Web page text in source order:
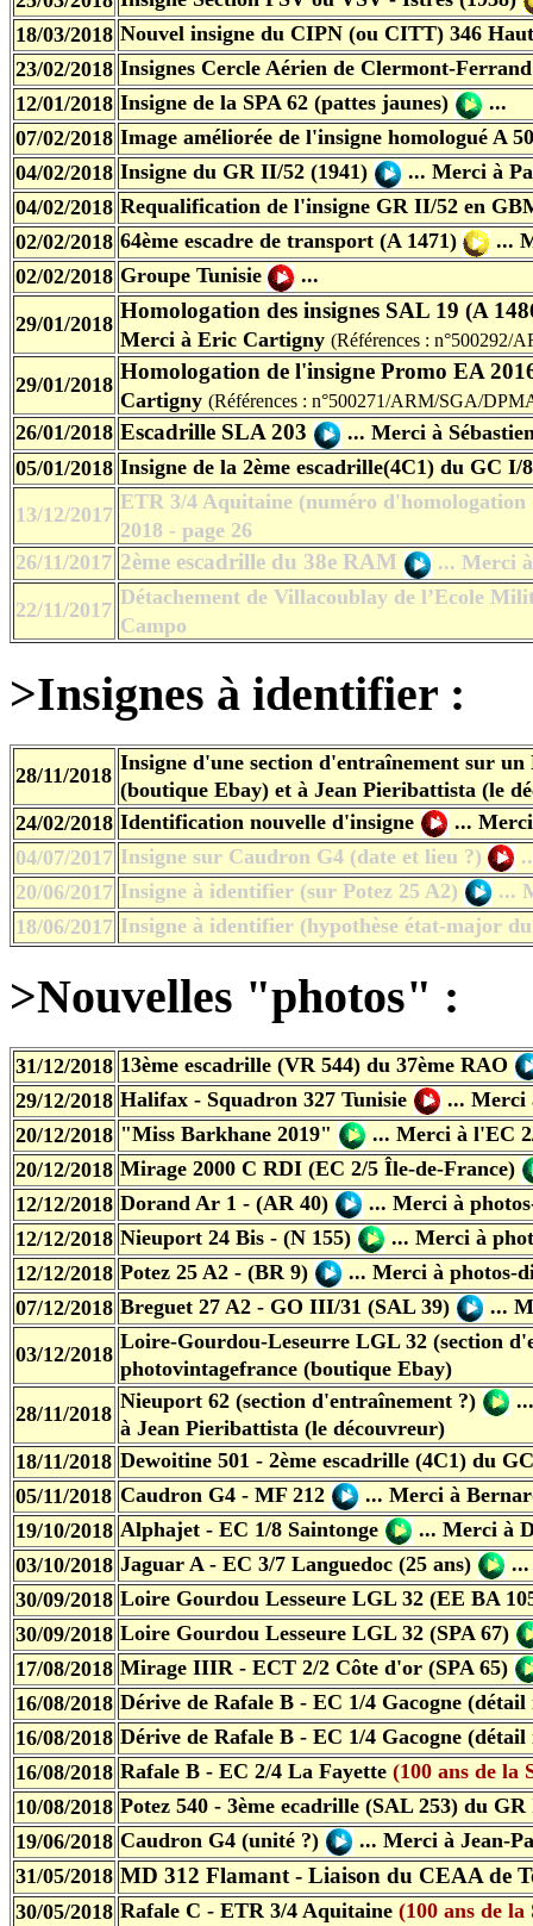
18/03/2018 Nouvel insigne du CIPN (ou CITT) 346
23/02/2018 Insignes Cercle Aérien de Clermont-Ferrand
12/01/2018 Insigne de la SPA 62 (pattes jaunes)
...
07/02/2018 Image améliorée de l'insigne homologué A
04/02/2018 Insigne du GR II/52 (1941)
... Merci à
04/02/2018 Requalification de l'insigne GR II/52 en
02/02/2018 64ème escadre de transport (A 1471)
...
02/02/2018 Groupe Tunisie ...
29/01/2018
Homologation des insignes SAL 19 (A
Merci à Eric Cartigny (Références : n°500292/
29/01/2018
Homologation de l'insigne Promo EA
Cartigny (Références : n°500271/ARM/SGA/
26/01/2018 Escadrille SLA 203 ... Merci à
05/01/2018 Insigne de la 2ème escadrille(4C1) du GC I/8
13/12/2017
ETR 3/4 Aquitaine (numéro
2018 - page 26
26/11/2017 2ème escadrille du 38e RAM ... Merci
22/11/2017
Détachement de Villacoublay de l’Ecole
Campo
>Insignes à identifier :
28/11/2018
Insigne d'une section d'entraînement sur un
(boutique Ebay) et à Jean Pieribattista (le
24/02/2018 Identification nouvelle d'insigne ...
04/07/2017 Insigne sur Caudron G4 (date et lieu ?)
20/06/2017 Insigne à identifier (sur Potez 25 A2) ...
18/06/2017 Insigne à identifier (hypothèse état-major
>Nouvelles "photos" :
31/12/2018 13ème escadrille (VR 544) du 37ème RAO
29/12/2018 Halifax - Squadron 327 Tunisie ... Merci
20/12/2018 "Miss Barkhane 2019" ... Merci à l'EC
20/12/2018 Mirage 2000 C RDI (EC 2/5 Île-de-France)
12/12/2018 Dorand Ar 1 - (AR 40) ... Merci à
12/12/2018 Nieuport 24 Bis - (N 155) ... Merci à
12/12/2018 Potez 25 A2 - (BR 9) ... Merci à photos-
07/12/2018 Breguet 27 A2 - GO III/31 (SAL 39) ...
03/12/2018
Loire-Gourdou-Leseurre LGL 32 (section
photovintagefrance (boutique Ebay)
28/11/2018
Nieuport 62 (section d'entraînement ?)
...
à Jean Pieribattista (le découvreur)
18/11/2018 Dewoitine 501 - 2ème escadrille (4C1) du
05/11/2018 Caudron G4 - MF 212 ... Merci à
19/10/2018 Alphajet - EC 1/8 Saintonge ... Merci à
03/10/2018 Jaguar A - EC 3/7 Languedoc (25 ans) ...
30/09/2018 Loire Gourdou Lesseure LGL 32 (EE BA
30/09/2018 Loire Gourdou Lesseure LGL 32 (SPA 67)
17/08/2018 Mirage IIIR - ECT 2/2 Côte d'or (SPA 65)
16/08/2018 Dérive de Rafale B - EC 1/4 Gacogne (détail
16/08/2018 Dérive de Rafale B - EC 1/4 Gacogne (détail
16/08/2018 Rafale B - EC 2/4 La Fayette (100 ans de la
10/08/2018 Potez 540 - 3ème ecadrille (SAL 253) du
19/06/2018 Caudron G4 (unité ?) ... Merci à Jean-
31/05/2018 MD 312 Flamant - Liaison du CEAA de
30/05/2018 Rafale C - ETR 3/4 Aquitaine (100 ans de la